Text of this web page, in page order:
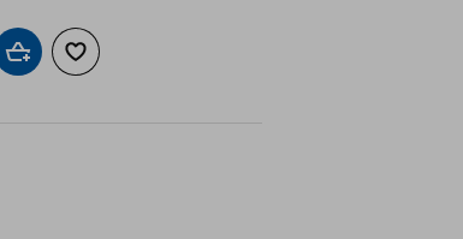
Добави в кошницата
Добави към списъка с любими